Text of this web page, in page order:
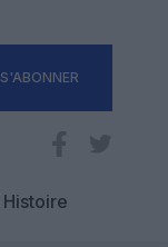
S'ABONNER
Histoire